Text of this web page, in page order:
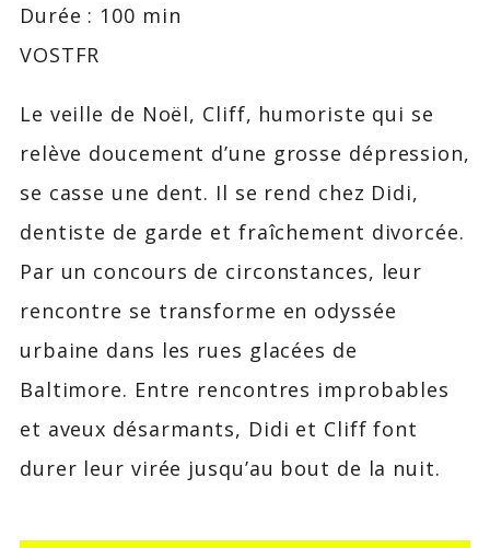
Durée : 100 min
VOSTFR
Le veille de Noël, Cliff, humoriste qui se
relève doucement d’une grosse dépression,
se casse une dent. Il se rend chez Didi,
dentiste de garde et fraîchement divorcée.
Par un concours de circonstances, leur
rencontre se transforme en odyssée
urbaine dans les rues glacées de
Baltimore. Entre rencontres improbables
et aveux désarmants, Didi et Cliff font
durer leur virée jusqu’au bout de la nuit.